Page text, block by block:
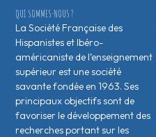
QUI SOMMES-NOUS ?
La Société Française des
Hispanistes et Ibéro-
américaniste de l’enseignement
supérieur est une société
savante fondée en 1963. Ses
principaux objectifs sont de
favoriser le développement des
recherches portant sur les